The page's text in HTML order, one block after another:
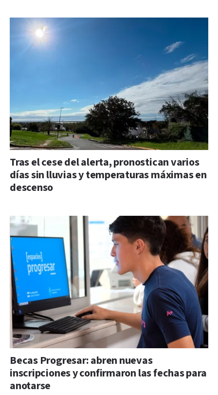
Tras el cese del alerta, pronostican varios
días sin lluvias y temperaturas máximas en
descenso
Becas Progresar: abren nuevas
inscripciones y confirmaron las fechas para
anotarse